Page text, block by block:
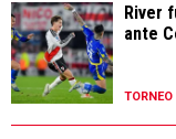
River
ante